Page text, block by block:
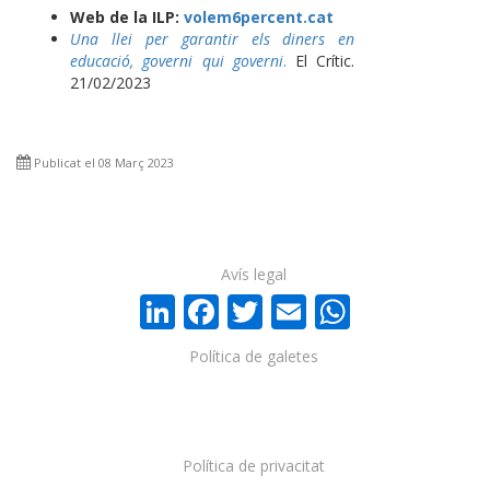
Web de la ILP: volem6percent.cat
Una llei per garantir els diners en
educació, governi qui governi. El Crític.
21/02/2023
Publicat el 08 Març 2023
LinkedIn
Facebook
Twitter
Email
Política de privacitat
Política de galetes
Avís legal